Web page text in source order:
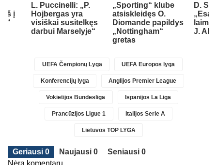
į
L. Puccinelli: „P.
Hojbergas yra
visiškai susitelkęs
darbui Marselyje“
„Sporting“ klube
atsiskleidęs O.
Diomande papildys
„Nottingham“
gretas
D.
J.
UEFA Čempionų Lyga UEFA Europos lyga
Konferencijų lyga Anglijos Premier League
Vokietijos Bundesliga Ispanijos La Liga
Prancūzijos Ligue 1 Italijos Serie A
Lietuvos TOP LYGA
Geriausi 0 Naujausi 0
Seniausi 0
Nėra komentarų...